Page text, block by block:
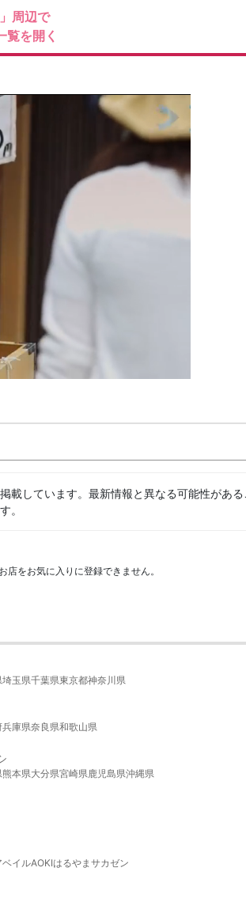
」周辺で
覧を開く
載しています。最新情報と異なる可能性があ
。
をお気に入りに登録できません。
埼玉県千葉県東京都神奈川県
兵庫県奈良県和歌山県
熊本県大分県宮崎県鹿児島県沖縄県
ベイルAOKIはるやま サカゼン